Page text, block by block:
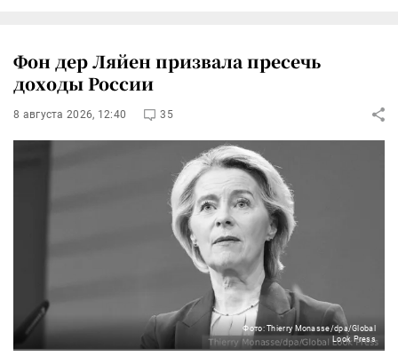
Фон дер Ляйен призвала пресечь
доходы России
8 августа 2026, 12:40 35
Фото: Thierry Monasse/dpa/Global
Look Press